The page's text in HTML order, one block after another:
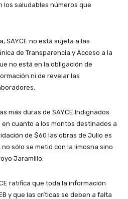
los saludables números que
SAYCE no está sujeta a las
de Transparencia y Acceso a la
no está en la obligación de
ni de revelar las
más duras de SAYCE Indignados
cuanto a los montos destinados a
de $60 las obras de Julio es
sólo se metió con la limosna sino
Jaramillo.
ratifica que toda la información
y que las críticas se deben a falta